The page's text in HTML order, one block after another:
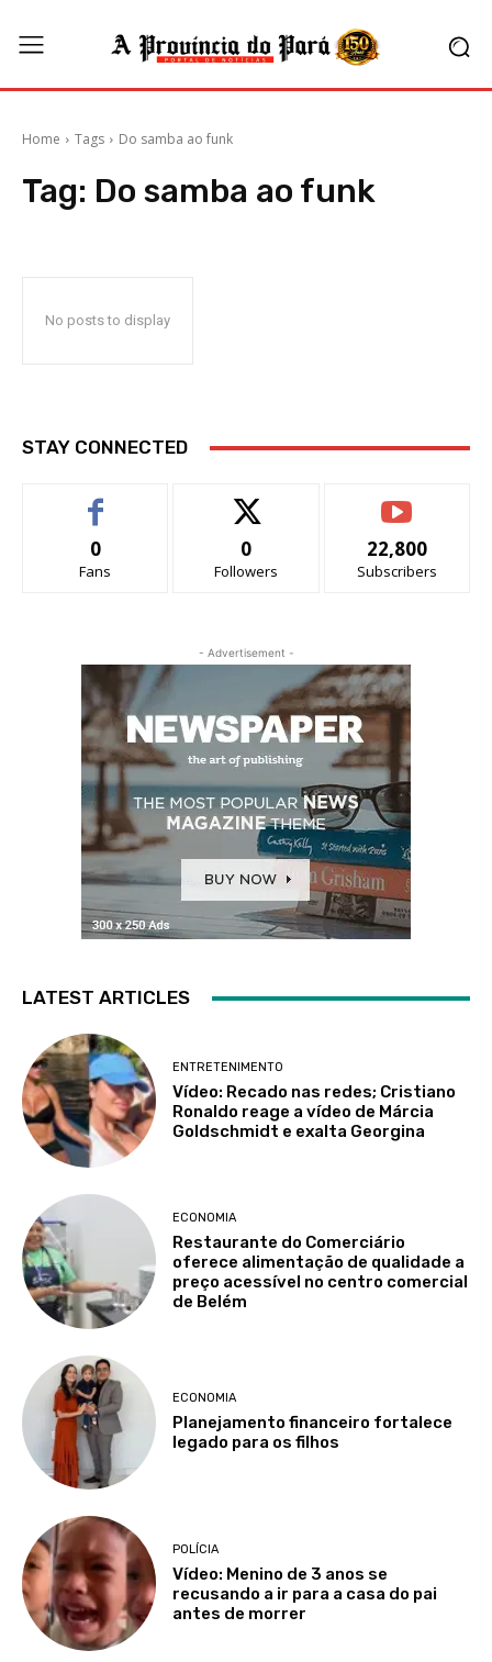
Home Tags Do samba ao funk
Tag: Do samba ao funk
No posts to display
STAY CONNECTED
0
Fans
0
Followers
22,800
Subscribers
- Advertisement -
LATEST ARTICLES
ENTRETENIMENTO
Vídeo: Recado nas redes; Cristiano
Ronaldo reage a vídeo de Márcia
Goldschmidt e exalta Georgina
ECONOMIA
Restaurante do Comerciário
oferece alimentação de qualidade a
preço acessível no centro comercial
de Belém
ECONOMIA
Planejamento financeiro fortalece
legado para os filhos
POLÍCIA
Vídeo: Menino de 3 anos se
recusando a ir para a casa do pai
antes de morrer